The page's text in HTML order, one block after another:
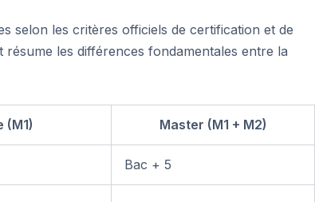
selon les critères officiels de certification et de
les différences fondamentales entre la
(M1) Master (M1 + M2)
Bac + 5